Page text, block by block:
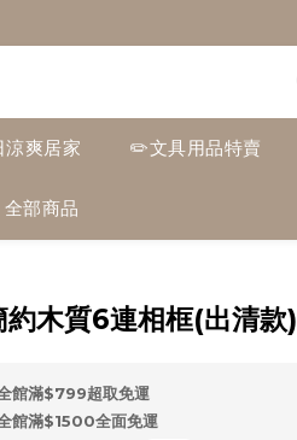
爽居家 ✏️文具用品特賣
全部商品
約木質6連相框(出清款)
館滿$799超取免運
館滿$1500全面免運